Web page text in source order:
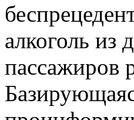
алкоголь из
пассажиров